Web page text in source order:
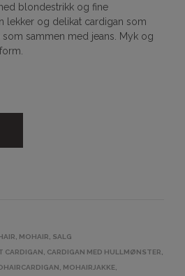
blondestrikk og fine
lekker og delikat cardigan som
sammen med jeans. Myk og
MOHAIR
SALG
CARDIGAN CARDIGAN MED HULLMØNSTER
MOHAIRJAKKE